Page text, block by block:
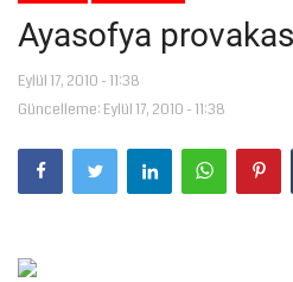
Giriş Yap
Anasayfa
Köşe Yazıları
Şanlıurfa
Ayasofya
Eylül 17, 2010 - 11:38
Güncelleme: Eylül 17, 2010 - 11:38